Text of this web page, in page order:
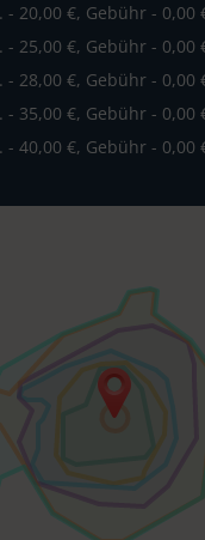
- 20,00 €, Gebühr - 0,00
- 25,00 €, Gebühr - 0,00
- 28,00 €, Gebühr - 0,00
- 35,00 €, Gebühr - 0,00
- 40,00 €, Gebühr - 0,00